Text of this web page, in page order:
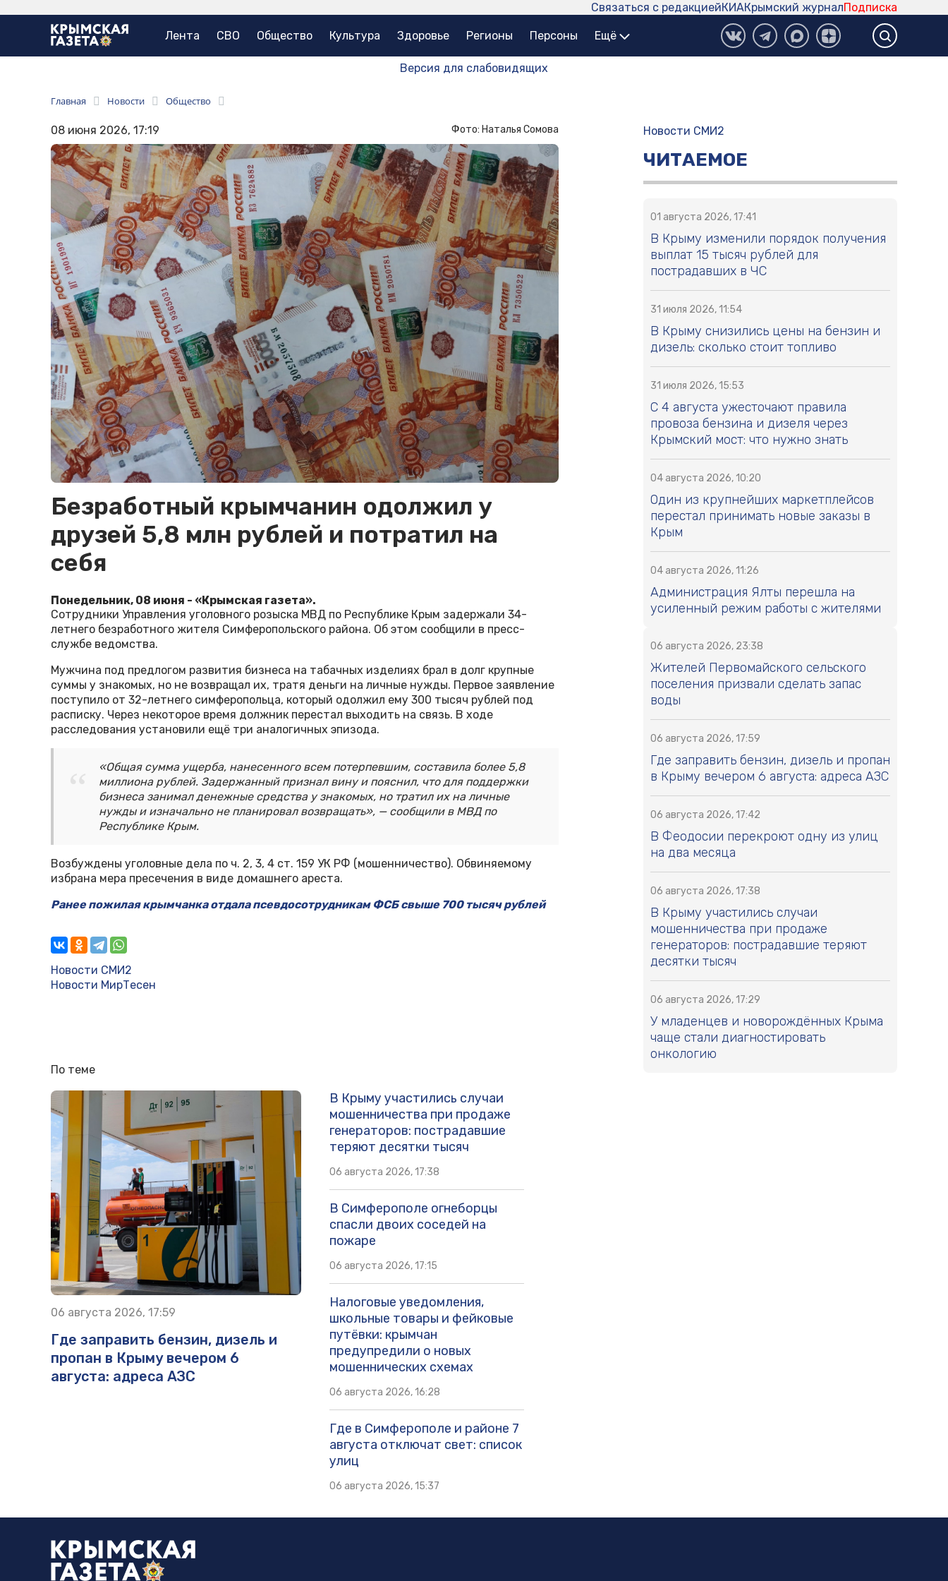
Подписка
Крымский журнал
КИА
Связаться с редакцией
Лента СВО Общество Культура Здоровье Регионы Персоны Ещё
Версия для слабовидящих
Главная Новости Общество
08 июня 2026, 17:19 Фото: Наталья Сомова
Безработный крымчанин одолжил у
друзей 5,8 млн рублей и потратил на
себя
Понедельник, 08 июня - «Крымская газета».
Сотрудники Управления уголовного розыска МВД по Республике Крым задержали 34-
летнего безработного жителя Симферопольского района. Об этом сообщили в пресс-
службе ведомства.
Мужчина под предлогом развития бизнеса на табачных изделиях брал в долг крупные
суммы у знакомых, но не возвращал их, тратя деньги на личные нужды. Первое заявление
поступило от 32-летнего симферопольца, который одолжил ему 300 тысяч рублей под
расписку. Через некоторое время должник перестал выходить на связь. В ходе
расследования установили ещё три аналогичных эпизода.
«Общая сумма ущерба, нанесенного всем потерпевшим, составила более 5,8
миллиона рублей. Задержанный признал вину и пояснил, что для поддержки
бизнеса занимал денежные средства у знакомых, но тратил их на личные
нужды и изначально не планировал возвращать», — сообщили в МВД по
Республике Крым.
Возбуждены уголовные дела по ч. 2, 3, 4 ст. 159 УК РФ (мошенничество). Обвиняемому
избрана мера пресечения в виде домашнего ареста.
Ранее пожилая крымчанка отдала псевдосотрудникам ФСБ свыше 700 тысяч рублей
Новости СМИ2
Новости МирТесен
По теме
06 августа 2026, 17:59
Где заправить бензин, дизель и
пропан в Крыму вечером 6
августа: адреса АЗС
В Крыму участились случаи
мошенничества при продаже
генераторов: пострадавшие
теряют десятки тысяч
06 августа 2026, 17:38
В Симферополе огнеборцы
спасли двоих соседей на
пожаре
06 августа 2026, 17:15
Налоговые уведомления,
школьные товары и фейковые
путёвки: крымчан
предупредили о новых
мошеннических схемах
06 августа 2026, 16:28
Где в Симферополе и районе 7
августа отключат свет: список
улиц
06 августа 2026, 15:37
Новости СМИ2
ЧИТАЕМОЕ
01 августа 2026, 17:41
В Крыму изменили порядок получения
выплат 15 тысяч рублей для
пострадавших в ЧС
31 июля 2026, 11:54
В Крыму снизились цены на бензин и
дизель: сколько стоит топливо
31 июля 2026, 15:53
С 4 августа ужесточают правила
провоза бензина и дизеля через
Крымский мост: что нужно знать
04 августа 2026, 10:20
Один из крупнейших маркетплейсов
перестал принимать новые заказы в
Крым
04 августа 2026, 11:26
Администрация Ялты перешла на
усиленный режим работы с жителями
06 августа 2026, 23:38
Жителей Первомайского сельского
поселения призвали сделать запас
воды
06 августа 2026, 17:59
Где заправить бензин, дизель и пропан
в Крыму вечером 6 августа: адреса АЗС
06 августа 2026, 17:42
В Феодосии перекроют одну из улиц
на два месяца
06 августа 2026, 17:38
В Крыму участились случаи
мошенничества при продаже
генераторов: пострадавшие теряют
десятки тысяч
06 августа 2026, 17:29
У младенцев и новорождённых Крыма
чаще стали диагностировать
онкологию